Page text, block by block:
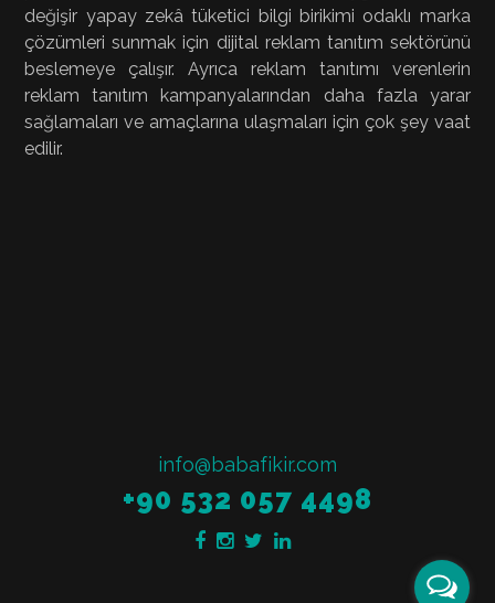
değişir yapay zekâ tüketici bilgi birikimi odaklı marka
çözümleri sunmak için dijital reklam tanıtım sektörünü
beslemeye çalışır. Ayrıca reklam tanıtımı verenlerin
reklam tanıtım kampanyalarından daha fazla yarar
sağlamaları ve amaçlarına ulaşmaları için çok şey vaat
edilir.
info@babafikir.com
+90 532 057 4498